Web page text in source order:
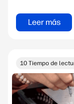
Leer más
10 Tiempo de